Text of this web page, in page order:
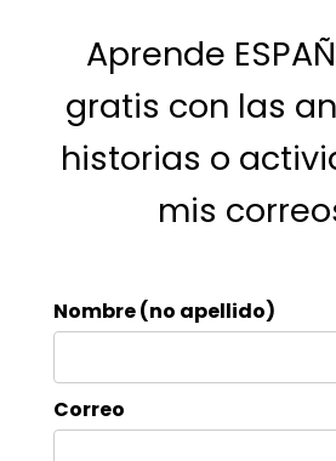
Aprende
gratis con las
historias o
mis
Nombre (no apellido)
Correo